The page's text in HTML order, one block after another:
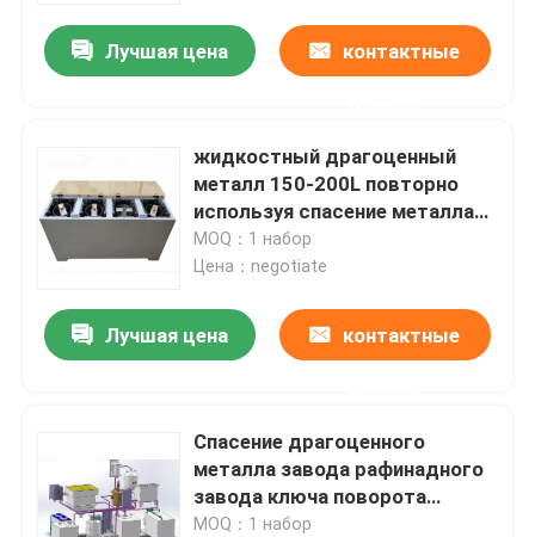
Лучшая цена контактные
жидкостный драгоценный
металл 150-200L повторно
используя спасение металла
машины 99% от отработанной
воды
MOQ：1 набор
Цена：negotiate
Лучшая цена контактные
Спасение драгоценного
металла завода рафинадного
завода ключа поворота
серебряное от электронного
MOQ：1 набор